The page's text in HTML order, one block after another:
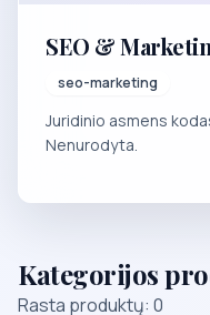
SEO &
seo-marketing
Juridinio asmens
Nenurodyta.
Kategorijos
Rasta produktų: 0